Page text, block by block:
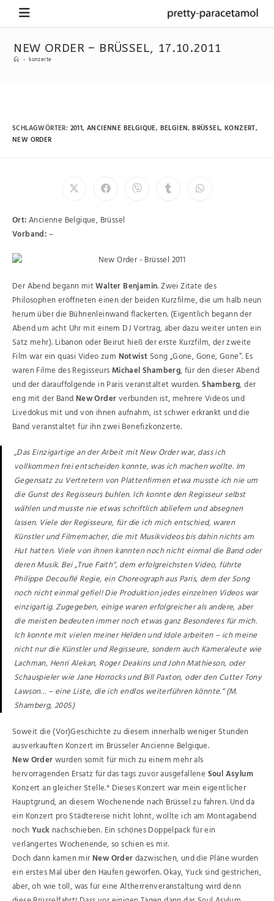
NEW ORDER – BRÜSSEL, 17.10.2011
- konzerte
SCHLAGWÖRTER: 2011, ANCIENNE BELGIQUE, BELGIEN, BRÜSSEL, KONZERT,
NEW ORDER
Ort:Ancienne Belgique, Brüssel
Vorband:–
Der Abend begann mitWalter Benjamin. Zwei Zitate des
Philosophen eröffneten einen der beiden Kurzfilme, die um halb neun
herum über die Bühnenleinwand flackerten. (Eigentlich begann der
Abend um acht Uhr mit einem DJ Vortrag, aber dazu weiter unten ein
Satz mehr). Libanon oder Beirut hieß der erste Kurzfilm, der zweite
Film war ein quasi Video zum Notwist Song „Gone, Gone, Gone“. Es
waren Filme des RegisseursMichael Shamberg, für den dieser Abend
und der darauffolgende in Paris veranstaltet wurden.Shamberg, der
eng mit der Band New Orderverbunden ist, mehrere Videos und
Livedokus mit und von ihnen aufnahm, ist schwer erkrankt und die
Band veranstaltet für ihn zwei Benefizkonzerte.
„Das Einzigartige an der Arbeit mit New Order war, dass ich
vollkommen frei entscheiden konnte, was ich machen wollte. Im
Gegensatz zu Vertretern von Plattenfirmen etwa musste ich nie um
die Gunst des Regisseurs buhlen. Ich konnte den Regisseur selbst
wählen und musste nie etwas schriftlich abliefern und absegnen
lassen. Viele der Regisseure, für die ich mich entschied, waren
Künstler und Filmemacher, die mit Musikvideos bis dahin nichts am
Hut hatten. Viele von ihnen kannten noch nicht einmal die Band oder
deren Musik. Bei „True Faith“, dem erfolgreichsten Video, führte
Philippe Decouflé Regie, ein Choreograph aus Paris, dem der Song
noch nicht einmal gefiel! Die Produktion jedes einzelnen Videos war
einzigartig. Zugegeben, einige waren erfolgreicher als andere, aber
die meisten bedeuten immer noch etwas ganz Besonderes für mich.
Ich konnte mit vielen meiner Helden und Idole arbeiten – ich meine
nicht nur die Künstler und Regisseure, sondern auch Kameraleute wie
Lachman, Henri Alekan, Roger Deakins und John Mathieson, oder
Schauspieler wie Jane Horrocks und Bill Paxton, oder den Cutter Tony
Lawson… – eine Liste, die ich endlos weiterführen könnte.“ (M.
Shamberg, 2005)
Soweit die (Vor)Geschichte zu diesem innerhalb weniger Stunden
ausverkauften Konzert im Brüsseler Ancienne Belgique.
New Orderwurden somit für mich zu einem mehr als
hervorragenden Ersatz für das tags zuvor ausgefalleneSoul Asylum
Konzert an gleicher Stelle.* Dieses Konzert war mein eigentlicher
Hauptgrund, an diesem Wochenende nach Brüssel zu fahren. Und da
ein Konzert pro Städtereise nicht lohnt, wollte ich am Montagabend
nochYuck nachschieben. Ein schönes Doppelpack für ein
verlängertes Wochenende, so schien es mir.
Doch dann kamen mir New Orderdazwischen, und die Pläne wurden
ein erstes Mal über den Haufen geworfen. Okay, Yuck sind gestrichen,
aber, oh wie toll, was für eine Altherrenveranstaltung wird denn